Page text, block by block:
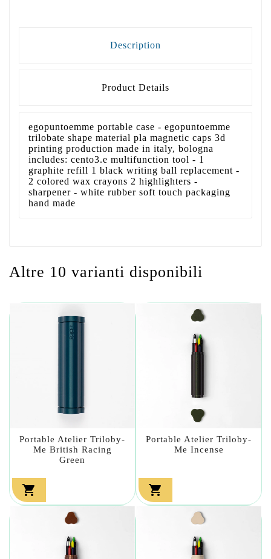
Description
Product Details
egopuntoemme portable case - egopuntoemme
trilobate shape material pla magnetic caps 3d
printing production made in italy, bologna
includes: cento3.e multifunction tool - 1
graphite refill 1 black writing ball replacement -
2 colored wax crayons 2 highlighters -
sharpener - white rubber soft touch packaging
hand made
Altre 10 varianti disponibili
Portable Atelier Triloby-
Me British Racing
Green

Portable Atelier Triloby-
Me Incense
